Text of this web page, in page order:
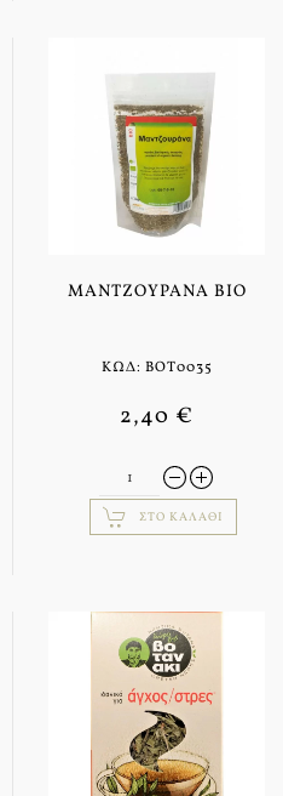
ΜΑΝΤΖΟΥΡΆΝΑ BIO
ΚΩΔ: BOT0035
2,40 €
ΣΤΟ ΚΑΛΆΘΙ